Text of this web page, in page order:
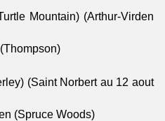
Mountain) (Arthur-Virden
(Saint Norbert au 12 aout
(Spruce Woods)